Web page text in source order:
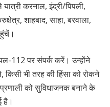
करनाल, इंद्री/पिपली,
शाहबाद, साहा, बरवाला,
112 पर संपर्क करें। उन्होंने
किसी भी तरह की हिंसा को रोकने
को सुविधाजनक बनाने के
है।